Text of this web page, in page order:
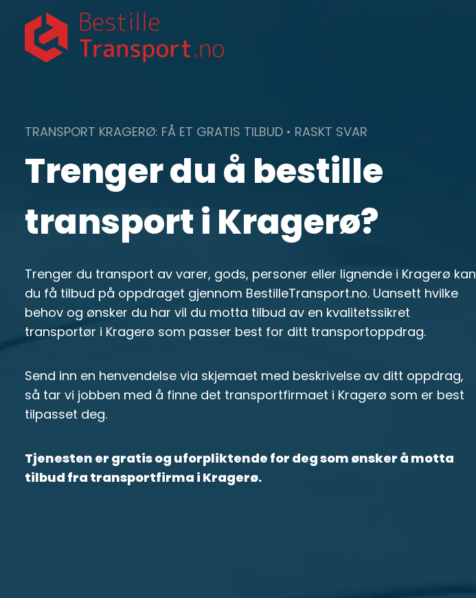
content
TRANSPORT KRAGERØ: FÅ ET GRATIS TILBUD • RASKT SVAR
Trenger du å bestille
transport i Kragerø?
Trenger du transport av varer, gods, personer eller lignende i Kragerø kan
du få tilbud på oppdraget gjennom BestilleTransport.no. Uansett hvilke
behov og ønsker du har vil du motta tilbud av en kvalitetssikret
transportør i Kragerø som passer best for ditt transportoppdrag.
Send inn en henvendelse via skjemaet med beskrivelse av ditt oppdrag,
så tar vi jobben med å finne det transportfirmaet i Kragerø som er best
tilpasset deg.
Tjenesten er gratis og uforpliktende for deg som ønsker å motta
tilbud fra transportfirma i Kragerø.